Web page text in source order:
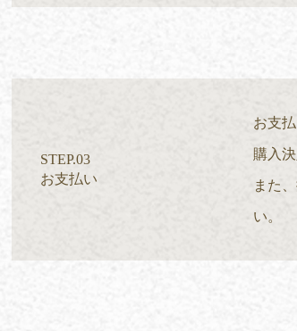
STEP.03
お支払い
お支
購入
また
い。